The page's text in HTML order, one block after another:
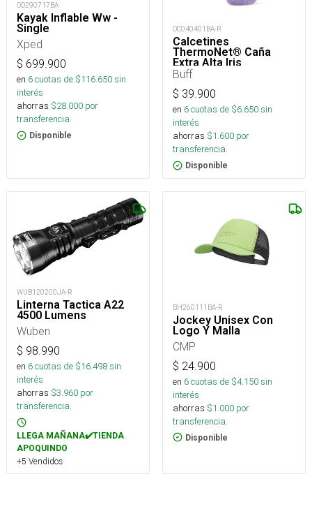
OD290717BA
Kayak Inflable Ww -
Single
Xped
$ 699.900
en 6cuotas de $116.650sin
interés
ahorras $28.000 por
transferencia.
Disponible
OC040401BA-R
Calcetines
ThermoNet® Caña
Extra Alta Iris
Buff
$ 39.900
en 6cuotas de $6.650sin
interés
ahorras $1.600 por
transferencia.
Disponible
WUB120200JA-R
Linterna Tactica A22
4500 Lumens
Wuben
$ 98.990
en 6cuotas de $16.498sin
interés
ahorras $3.960 por
transferencia.
LLEGA MAÑANA✔️TIENDA
APOQUINDO
+5 Vendidos
BH260111BA-R
Jockey Unisex Con
Logo Y Malla
CMP
$ 24.900
en 6cuotas de $4.150sin
interés
ahorras $1.000 por
transferencia.
Disponible